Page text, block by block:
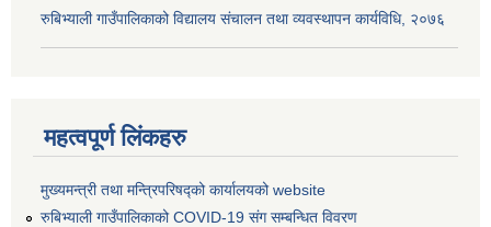
रुबिभ्याली गाउँपालिकाको विद्यालय संचालन तथा व्यवस्थापन कार्यविधि, २०७६
महत्वपूर्ण लिंकहरु
मुख्यमन्त्री तथा मन्त्रिपरिषद्को कार्यालयको website
रुबिभ्याली गाउँपालिकाको COVID-19 संग सम्बन्धित विवरण